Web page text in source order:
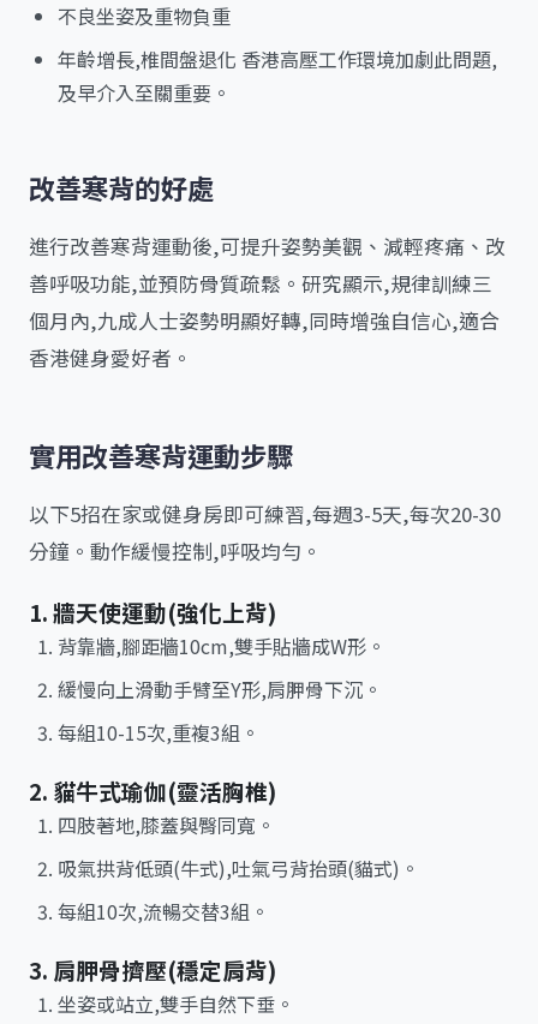
不良坐姿及重物負重
年齡增長,椎間盤退化 香港高壓工作環境加劇此問題,
及早介入至關重要。
改善寒背的好處
進行改善寒背運動後,可提升姿勢美觀、減輕疼痛、改
善呼吸功能,並預防骨質疏鬆。研究顯示,規律訓練三
個月內,九成人士姿勢明顯好轉,同時增強自信心,適合
香港健身愛好者。
實用改善寒背運動步驟
以下5招在家或健身房即可練習,每週3-5天,每次20-30
分鐘。動作緩慢控制,呼吸均勻。
1. 牆天使運動(強化上背)
背靠牆,腳距牆10cm,雙手貼牆成W形。
緩慢向上滑動手臂至Y形,肩胛骨下沉。
每組10-15次,重複3組。
2. 貓牛式瑜伽(靈活胸椎)
四肢著地,膝蓋與臀同寬。
吸氣拱背低頭(牛式),吐氣弓背抬頭(貓式)。
每組10次,流暢交替3組。
3. 肩胛骨擠壓(穩定肩背)
坐姿或站立,雙手自然下垂。